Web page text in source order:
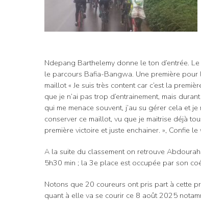
Ndepang Barthelemy donne le ton d’entrée.
le parcours Bafia-Bangwa. Une première
maillot « Je suis très content car c’est la
que je n’ai pas trop d’entrainement, mais
qui me menace souvent, j’au su gérer cela et
conserver ce maillot, vu que je maitrise déjà
première victoire et juste enchainer. », Confie le
A la suite du classement on retrouve
5h30 min ; la 3e place est occupée par son
Notons que 20 coureurs ont pris part à cette
quant à elle va se courir ce 8 août 2025